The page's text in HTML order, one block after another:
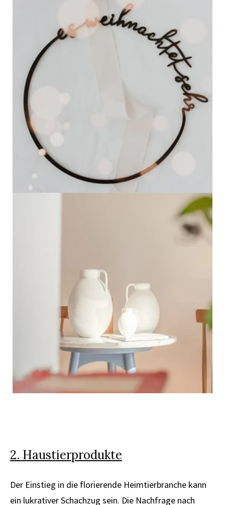
2. Haustierprodukte
Der Einstieg in die florierende Heimtierbranche kann
ein lukrativer Schachzug sein. Die Nachfrage nach